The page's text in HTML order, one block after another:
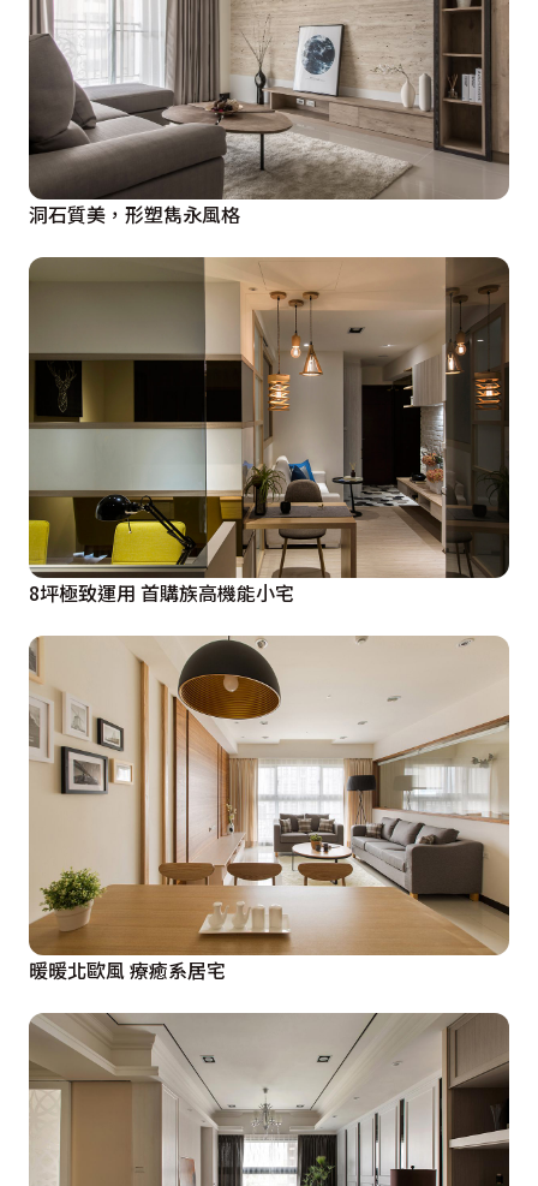
洞石質美，形塑雋永風格
8坪極致運用 首購族高機能小宅
暖暖北歐風 療癒系居宅